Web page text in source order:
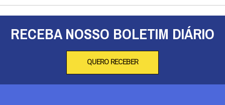
RECEBA NOSSO BOLETIM DIÁRIO
QUERO RECEBER